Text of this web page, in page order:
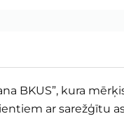
BKUS”, kura
ar sarežģītu